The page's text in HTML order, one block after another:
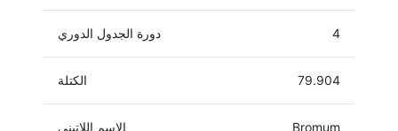
دورة الجدول الدوري 4
الكتلة 79.904
الاسم اللاتيني Bromum